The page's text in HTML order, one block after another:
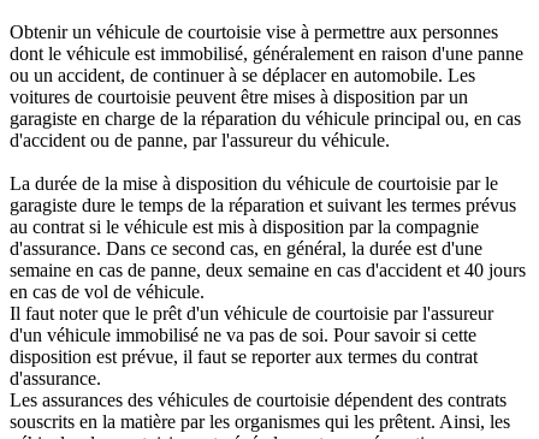
Obtenir un véhicule de courtoisie vise à permettre aux personnes
dont le véhicule est immobilisé, généralement en raison d'une panne
ou un accident, de continuer à se déplacer en automobile. Les
voitures de courtoisie peuvent être mises à disposition par un
garagiste en charge de la réparation du véhicule principal ou, en cas
d'accident ou de panne, par l'assureur du véhicule.
La durée de la mise à disposition du véhicule de courtoisie par le
garagiste dure le temps de la réparation et suivant les termes prévus
au contrat si le véhicule est mis à disposition par la compagnie
d'assurance. Dans ce second cas, en général, la durée est d'une
semaine en cas de panne, deux semaine en cas d'accident et 40 jours
en cas de vol de véhicule.
Il faut noter que le prêt d'un véhicule de courtoisie par l'assureur
d'un véhicule immobilisé ne va pas de soi. Pour savoir si cette
disposition est prévue, il faut se reporter aux termes du contrat
d'assurance.
Les assurances des véhicules de courtoisie dépendent des contrats
souscrits en la matière par les organismes qui les prêtent. Ainsi, les